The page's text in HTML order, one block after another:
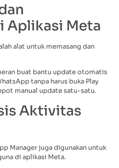
Aplikasi Meta
alat untuk memasang dan
buat bantu update otomatis
tanpa harus buka Play
manual update satu-satu.
Aktivitas
Manager juga digunakan untuk
di aplikasi Meta.